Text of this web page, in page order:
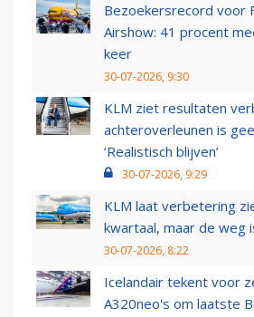
Bezoekersrecord voor
Airshow: 41 procent
keer
30-07-2026, 9:30
KLM ziet resultaten
achteroverleunen is
‘Realistisch blijven’
30-07-2026, 9:29
KLM laat verbetering
kwartaal, maar de weg
30-07-2026, 8:22
Icelandair tekent voor
A320neo's om laatste